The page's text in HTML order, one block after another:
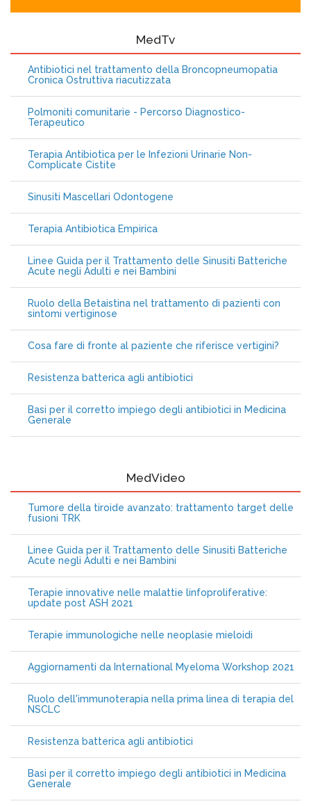
MedTv
Antibiotici nel trattamento della Broncopneumopatia
Cronica Ostruttiva riacutizzata
Polmoniti comunitarie - Percorso Diagnostico-
Terapeutico
Terapia Antibiotica per le Infezioni Urinarie Non-
Complicate Cistite
Sinusiti Mascellari Odontogene
Terapia Antibiotica Empirica
Linee Guida per il Trattamento delle Sinusiti Batteriche
Acute negli Adulti e nei Bambini
Ruolo della Betaistina nel trattamento di pazienti con
sintomi vertiginose
Cosa fare di fronte al paziente che riferisce vertigini?
Resistenza batterica agli antibiotici
Basi per il corretto impiego degli antibiotici in Medicina
Generale
MedVideo
Tumore della tiroide avanzato: trattamento target delle
fusioni TRK
Linee Guida per il Trattamento delle Sinusiti Batteriche
Acute negli Adulti e nei Bambini
Terapie innovative nelle malattie linfoproliferative:
update post ASH 2021
Terapie immunologiche nelle neoplasie mieloidi
Aggiornamenti da International Myeloma Workshop 2021
Ruolo dell'immunoterapia nella prima linea di terapia del
NSCLC
Resistenza batterica agli antibiotici
Basi per il corretto impiego degli antibiotici in Medicina
Generale